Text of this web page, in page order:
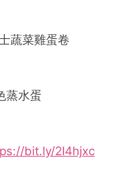
蔬菜雞蛋卷
蒸水蛋
bit.ly/2I4hjxc